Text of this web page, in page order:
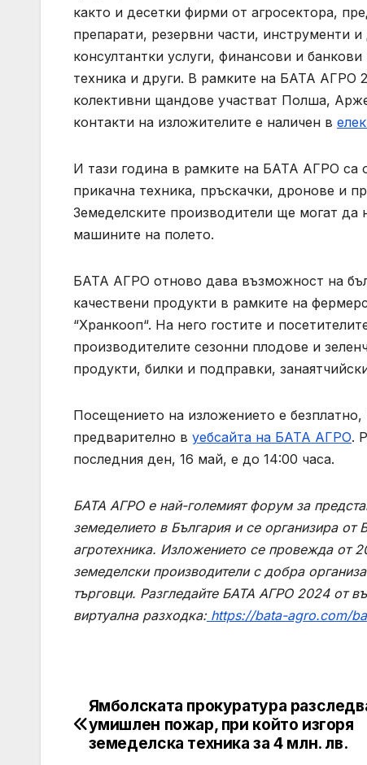
както и десетки фирми от агросектора,
препарати, резервни части, инструменти
консултантки услуги, финансови и
техника и други. В рамките на БАТА АГРО
колективни щандове участват Полша,
контакти на изложителите е наличен в
И тази година в рамките на БАТА АГРО са
прикачна техника, пръскачки, дронове и
Земеделските производители ще могат
машините на полето.
БАТА АГРО отново дава възможност на
качествени продукти в рамките на
“Хранкооп“. На него гостите и
производителите сезонни плодове и
продукти, билки и подправки,
Посещението на изложението е
предварително в уебсайта на БАТА АГРО.
последния ден, 16 май, е до 14:00 часа.
БАТА АГРО е най-големият форум за
земеделието в България и се организира от
агротехника. Изложението се провежда от
земеделски производители с добра
търговци. Разгледайте БАТА АГРО 2024 от
виртуална разходка:https://bata-agro.com/
Post
navigation
Ямболската прокуратура
умишлен пожар, при който изгоря
земеделска техника за 4 млн. лв.